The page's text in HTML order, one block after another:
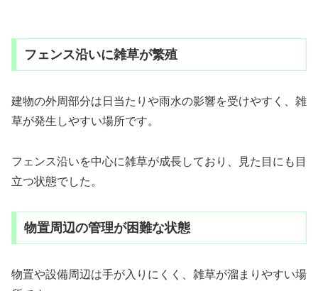
フェンス沿いに雑草が繁殖
建物の外周部分は日当たりや雨水の影響を受けやすく、雑
草が発生しやすい場所です。
フェンス沿いを中心に雑草が成長しており、見た目にも目
立つ状態でした。
物置周辺の管理が困難な状態
物置や設備周辺は手が入りにくく、雑草が溜まりやすい場